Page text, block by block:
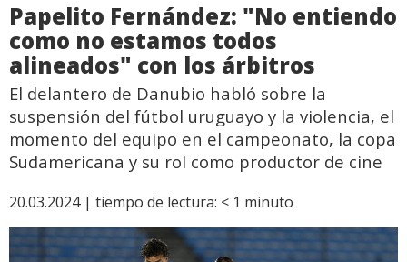
Papelito Fernández: "No entiendo
como no estamos todos
alineados" con los árbitros
El delantero de Danubio habló sobre la
suspensión del fútbol uruguayo y la violencia, el
momento del equipo en el campeonato, la copa
Sudamericana y su rol como productor de cine
20.03.2024 | tiempo de lectura: < 1 minuto